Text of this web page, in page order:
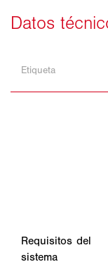
Etiqueta
Requisitos del
sistema